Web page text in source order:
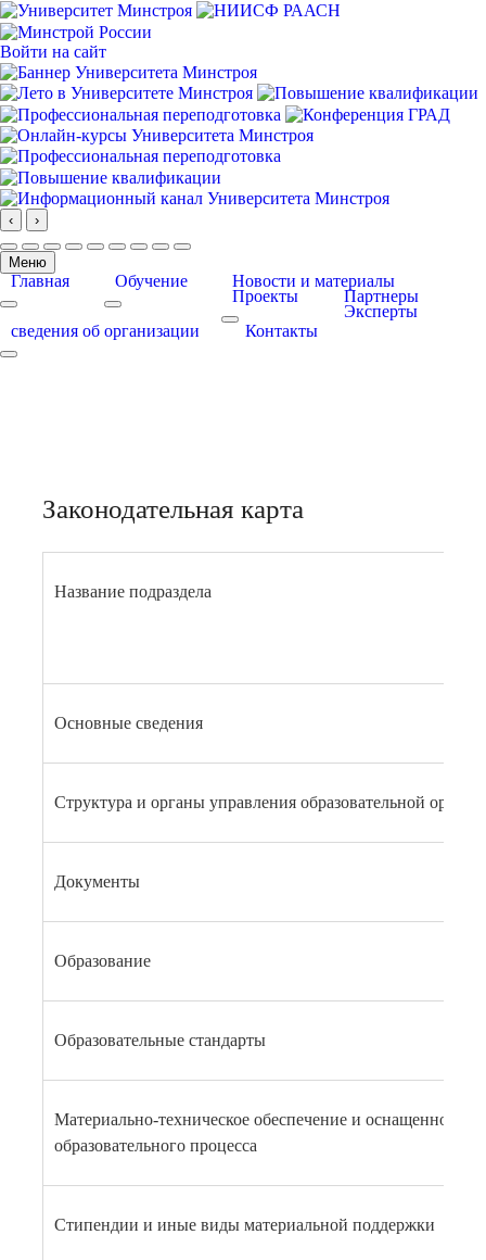
Войти на сайт
‹ ›
Меню
Главная
More about: Главная
Обучение
More about: Обучение
Новости и материалы
Проекты
More about: Проекты
Партнеры
Эксперты
сведения об организации
More about: сведения об организации
Контакты
Законодательная карта
Название подраздела
Основные сведения
Структура и органы управления образовательной
Документы
Образование
Образовательные стандарты
Материально-техническое обеспечение и оснащенность
образовательного процесса
Стипендии и иные виды материальной поддержки